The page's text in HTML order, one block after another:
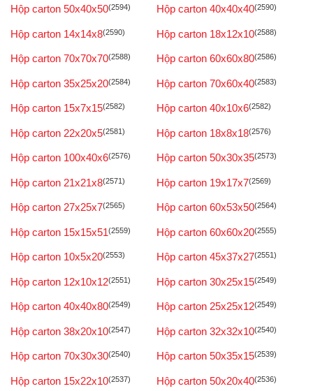
Hộp carton 50x40x50(2594) Hộp carton 40x40x40(2590)
Hộp carton 14x14x8(2590) Hộp carton 18x12x10(2588)
Hộp carton 70x70x70(2588) Hộp carton 60x60x80(2586)
Hộp carton 35x25x20(2584) Hộp carton 70x60x40(2583)
Hộp carton 15x7x15(2582) Hộp carton 40x10x6(2582)
Hộp carton 22x20x5(2581) Hộp carton 18x8x18(2576)
Hộp carton 100x40x6(2576) Hộp carton 50x30x35(2573)
Hộp carton 21x21x8(2571) Hộp carton 19x17x7(2569)
Hộp carton 27x25x7(2565) Hộp carton 60x53x50(2564)
Hộp carton 15x15x51(2559) Hộp carton 60x60x20(2555)
Hộp carton 10x5x20(2553) Hộp carton 45x37x27(2551)
Hộp carton 12x10x12(2551) Hộp carton 30x25x15(2549)
Hộp carton 40x40x80(2549) Hộp carton 25x25x12(2549)
Hộp carton 38x20x10(2547) Hộp carton 32x32x10(2540)
Hộp carton 70x30x30(2540) Hộp carton 50x35x15(2539)
Hộp carton 15x22x10(2537) Hộp carton 50x20x40(2536)